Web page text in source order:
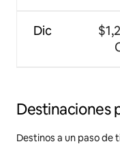
Dic
Destinaciones
Destinos a un paso de